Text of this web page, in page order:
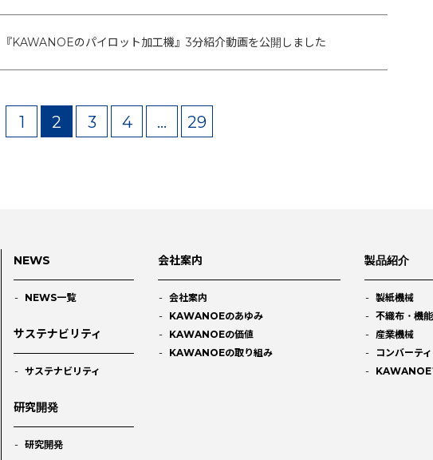
『KAWANOEのパイロット加工機』3分紹介動画を公開しました
1 2 3 4 … 29
NEWS
NEWS一覧
サステナビリティ
サステナビリティ
研究開発
研究開発
会社案内
会社案内
KAWANOEのあゆみ
KAWANOEの価値
KAWANOEの取り組み
製品紹介
製紙機械
不織布・機
産業機械
コンバーテ
KAWANOE